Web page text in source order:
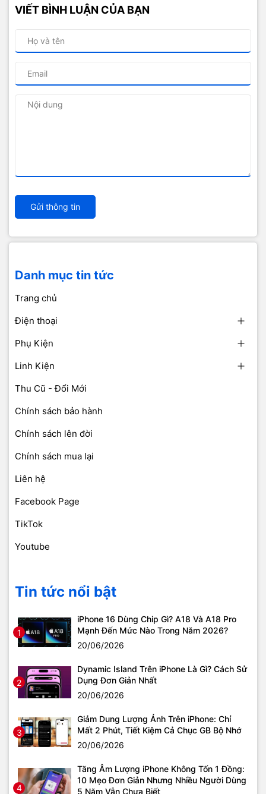
VIẾT BÌNH LUẬN CỦA BẠN
Gửi thông tin
Danh mục tin tức
Trang chủ
Điện thoại
Phụ Kiện
Linh Kiện
Thu Cũ - Đổi Mới
Chính sách bảo hành
Chính sách lên đời
Chính sách mua lại
Liên hệ
Facebook Page
TikTok
Youtube
Tin tức nổi bật
1
iPhone 16 Dùng Chip Gì? A18 Và A18 Pro
Mạnh Đến Mức Nào Trong Năm 2026?
20/06/2026
2
Dynamic Island Trên iPhone Là Gì? Cách Sử
Dụng Đơn Giản Nhất
20/06/2026
3
Giảm Dung Lượng Ảnh Trên iPhone: Chỉ
Mất 2 Phút, Tiết Kiệm Cả Chục GB Bộ Nhớ
20/06/2026
4
Tăng Âm Lượng iPhone Không Tốn 1 Đồng:
10 Mẹo Đơn Giản Nhưng Nhiều Người Dùng
5 Năm Vẫn Chưa Biết